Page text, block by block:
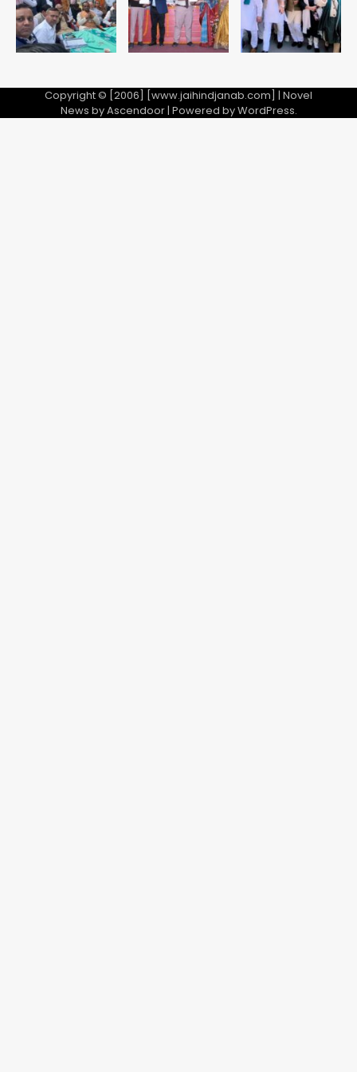
Copyright © [2006] [www.jaihindjanab.com] | Novel
News byAscendoor| Powered byWordPress.